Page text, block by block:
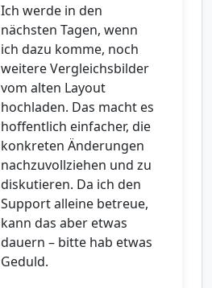
Ich werde in den
nächsten Tagen, wenn
ich dazu komme, noch
weitere Vergleichsbilder
vom alten Layout
hochladen. Das macht es
hoffentlich einfacher, die
konkreten Änderungen
nachzuvollziehen und zu
diskutieren. Da ich den
Support alleine betreue,
kann das aber etwas
dauern – bitte hab etwas
Geduld.